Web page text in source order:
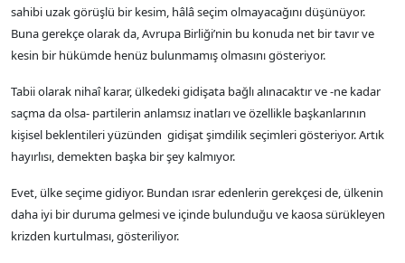
sahibi uzak görüşlü bir kesim, hâlâ seçim olmayacağını düşünüyor.
Buna gerekçe olarak da, Avrupa Birliği’nin bu konuda net bir tavır ve
kesin bir hükümde henüz bulunmamış olmasını gösteriyor.
Tabii olarak nihaî karar, ülkedeki gidişata bağlı alınacaktır ve -ne kadar
saçma da olsa- partilerin anlamsız inatları ve özellikle başkanlarının
kişisel beklentileri yüzünden gidişat şimdilik seçimleri gösteriyor. Artık
hayırlısı, demekten başka bir şey kalmıyor.
Evet, ülke seçime gidiyor. Bundan ısrar edenlerin gerekçesi de, ülkenin
daha iyi bir duruma gelmesi ve içinde bulunduğu ve kaosa sürükleyen
krizden kurtulması, gösteriliyor.